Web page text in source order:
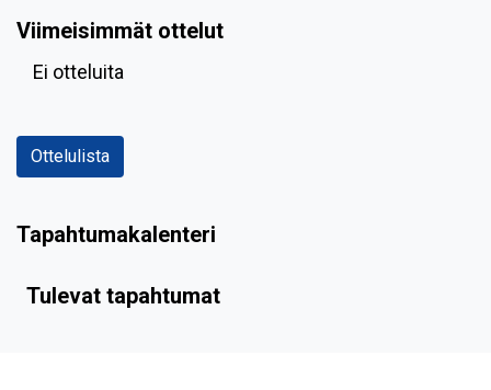
Viimeisimmät ottelut
Ei otteluita
Ottelulista
Tapahtumakalenteri
Tulevat tapahtumat